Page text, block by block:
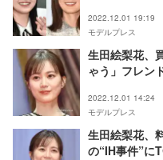
2022.12.01 19:19
モデルプレス
生田絵梨花、
ゃう」フレン
2022.12.01 14:24
モデルプレス
生田絵梨花、
の“IH事件”に